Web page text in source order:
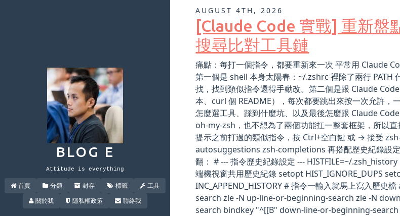
BLOG E
Attitude is everything
首頁 分類 封存 標籤
工具
關於我
隱私權政策 聯絡我
AUGUST 4TH, 2026
[Claude Code 實戰] 重新盤
搜尋比對工具鏈
痛點：每打一個指令，都要重新來一次 平常用 Claude
第一個是 shell 本身太陽春：~/.zshrc 裡除了兩行 PATH
找，找到類似指令還得手動改。第二個是跟 Claude
本、curl 個 README），每次都要跳出來按一次允許，
怎麼選工具、踩到什麼坑、以及最後怎麼跟 Claude
oh-my-zsh，也不想為了兩個功能扛一整套框架，所以
提示之前打過的類似指令，按 Ctrl+空白鍵 或 → 接受
autosuggestions zsh-completions 再搭配歷史紀錄設
翻： # --- 指令歷史紀錄設定 --- HISTFILE=~/
端機視窗共用歷史紀錄 setopt HIST_IGNORE_DUPS
INC_APPEND_HISTORY # 指令一輸入就馬上寫入歷
search zle -N up-line-or-beginning-search zle -N
search bindkey "^[[B" down-line-or-beginning-search